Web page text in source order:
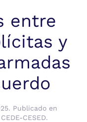
entre
y
. Publicado en
CESED.